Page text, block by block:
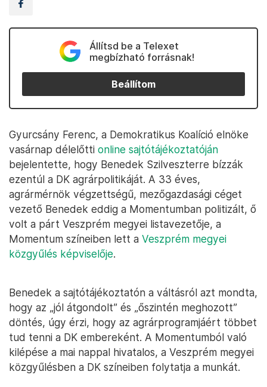
Állítsd be a Telexet
megbízható forrásnak!
Beállítom
Gyurcsány Ferenc, a Demokratikus Koalíció elnöke
vasárnap délelőtti online sajtótájékoztatóján
bejelentette, hogy Benedek Szilveszterre bízzák
ezentúl a DK agrárpolitikáját. A 33 éves,
agrármérnök végzettségű, mezőgazdasági céget
vezető Benedek eddig a Momentumban politizált, ő
volt a párt Veszprém megyei listavezetője, a
Momentum színeiben lett a Veszprém megyei
közgyűlés képviselője.
Benedek a sajtótájékoztatón a váltásról azt mondta,
hogy az „jól átgondolt” és „őszintén meghozott”
döntés, úgy érzi, hogy az agrárprogramjáért többet
tud tenni a DK embereként. A Momentumból való
kilépése a mai nappal hivatalos, a Veszprém megyei
közgyűlésben a DK színeiben folytatja a munkát.